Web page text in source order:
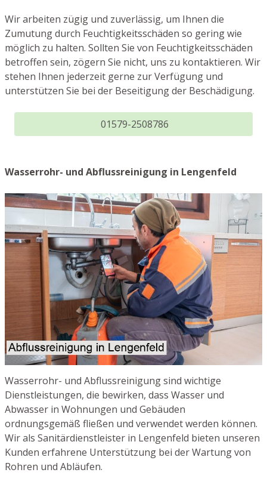
Wir arbeiten zügig und zuverlässig, um Ihnen die
Zumutung durch Feuchtigkeitsschäden so gering wie
möglich zu halten. Sollten Sie von Feuchtigkeitsschäden
betroffen sein, zögern Sie nicht, uns zu kontaktieren. Wir
stehen Ihnen jederzeit gerne zur Verfügung und
unterstützen Sie bei der Beseitigung der Beschädigung.
01579-2508786
Wasserrohr- und Abflussreinigung in Lengenfeld
Wasserrohr- und Abflussreinigung sind wichtige
Dienstleistungen, die bewirken, dass Wasser und
Abwasser in Wohnungen und Gebäuden
ordnungsgemäß fließen und verwendet werden können.
Wir als Sanitärdienstleister in Lengenfeld bieten unseren
Kunden erfahrene Unterstützung bei der Wartung von
Rohren und Abläufen.